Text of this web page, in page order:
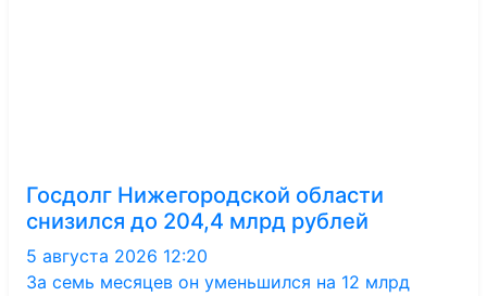
Госдолг Нижегородской области
снизился до 204,4 млрд рублей
5 августа 2026 12:20
За семь месяцев он уменьшился на 12 млрд